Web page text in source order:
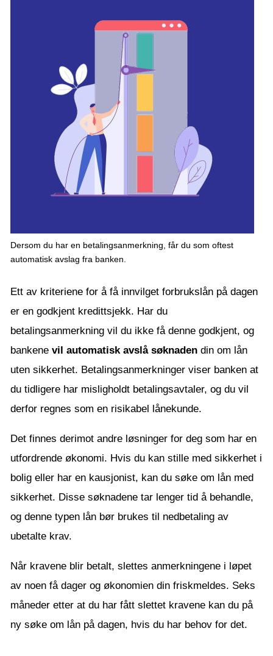
Dersom du har en betalingsanmerkning, får du som oftest
automatisk avslag fra banken.
Ett av kriteriene for å få innvilget forbrukslån på dagen
er en godkjent kredittsjekk. Har du
betalingsanmerkning vil du ikke få denne godkjent, og
bankene vil automatisk avslå søknaden din om lån
uten sikkerhet. Betalingsanmerkninger viser banken at
du tidligere har misligholdt betalingsavtaler, og du vil
derfor regnes som en risikabel lånekunde.
Det finnes derimot andre løsninger for deg som har en
utfordrende økonomi. Hvis du kan stille med sikkerhet i
bolig eller har en kausjonist, kan du søke om lån med
sikkerhet. Disse søknadene tar lenger tid å behandle,
og denne typen lån bør brukes til nedbetaling av
ubetalte krav.
Når kravene blir betalt, slettes anmerkningene i løpet
av noen få dager og økonomien din friskmeldes. Seks
måneder etter at du har fått slettet kravene kan du på
ny søke om lån på dagen, hvis du har behov for det.